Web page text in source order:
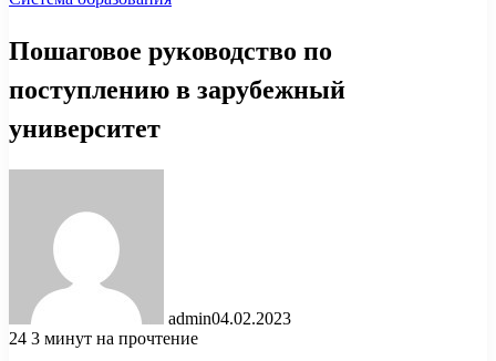
Пошаговое руководство по
поступлению в зарубежный
университет
admin04.02.2023
24 3 минут на прочтение